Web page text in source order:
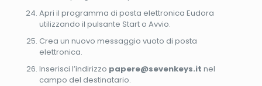
Apri il programma di posta elettronica Eudora
utilizzando il pulsante Start o Avvio.
Crea un nuovo messaggio vuoto di posta
elettronica.
Inserisci l’indirizzo papere@sevenkeys.it nel
campo del destinatario.